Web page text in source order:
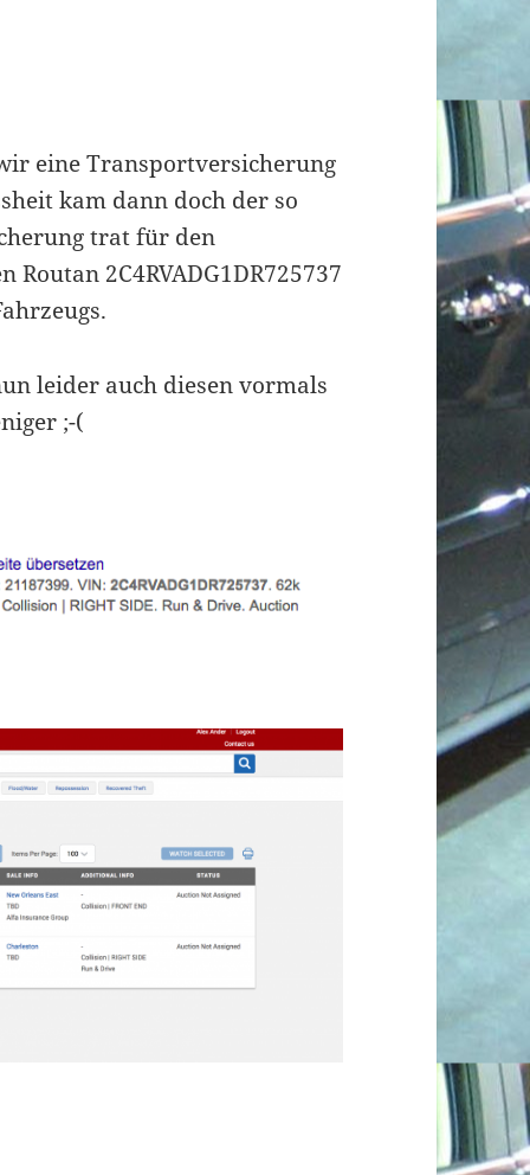
eine Transportversicherung
kam dann doch der so
trat für den
2C4RVADG1DR725737
leider auch diesen vormals
;-(